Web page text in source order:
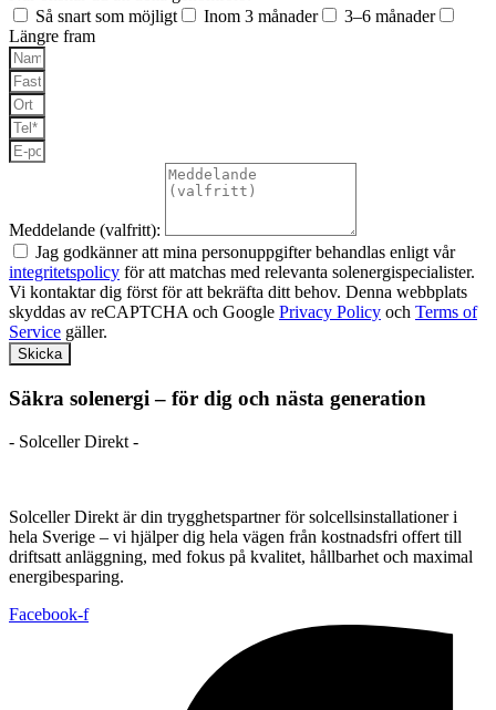
Så snart som möjligt
Inom 3 månader
3–6 månader
Längre fram
Meddelande (valfritt):
Jag godkänner att mina personuppgifter behandlas enligt vår
integritetspolicy för att matchas med relevanta solenergispecialister.
Vi kontaktar dig först för att bekräfta ditt behov. Denna webbplats
skyddas av reCAPTCHA och Google Privacy Policy och Terms of
Service gäller.
Skicka
Säkra solenergi – för dig och nästa generation
- Solceller Direkt -
Solceller Direkt är din trygghetspartner för solcellsinstallationer i
hela Sverige – vi hjälper dig hela vägen från kostnadsfri offert till
driftsatt anläggning, med fokus på kvalitet, hållbarhet och maximal
energibesparing.
Facebook-f